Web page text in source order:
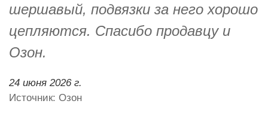
шершавый, подвязки за него хорошо
цепляются. Спасибо продавцу и
Озон.
24 июня 2026 г.
Источник: Озон